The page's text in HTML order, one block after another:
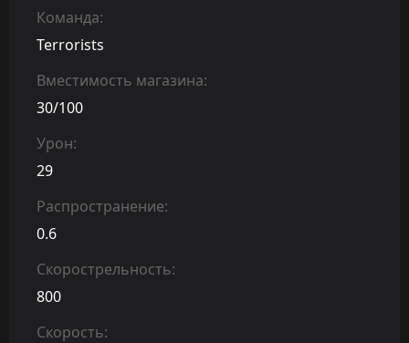
Команда:
Terrorists
Вместимость магазина:
30/100
Урон:
29
Распространение:
0.6
Скорострельность:
800
Скорость: